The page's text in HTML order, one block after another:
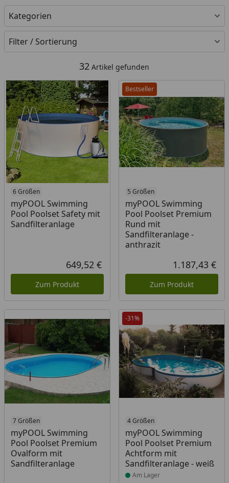
Kategorien
Filter / Sortierung
32 Artikel gefunden
6 Größen
myPOOL Swimming
Pool Poolset Safety mit
Sandfilteranlage
Aktueller Preis
649,52 €
Zum Produkt
Bestseller
5 Größen
myPOOL Swimming
Pool Poolset Premium
Rund mit
Sandfilteranlage -
anthrazit
1.187,43 €
Zum Produkt
7 Größen
myPOOL Swimming
Pool Poolset Premium
Ovalform mit
Sandfilteranlage
-31%
4 Größen
myPOOL Swimming
Pool Poolset Premium
Achtform mit
Sandfilteranlage - weiß
Produkt am Lager
Am Lager